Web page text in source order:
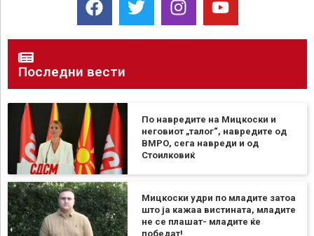
Последни вести
По навредите на Мицкоски и
неговиот „талог“, навредите од
ВМРО, сега навреди и од
Стоилковиќ
Мицкоски удри по младите затоа
што ја кажаа вистината, младите
не се плашат- младите ќе
победат!